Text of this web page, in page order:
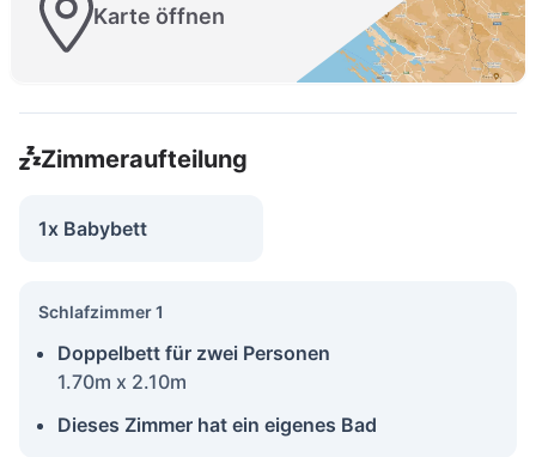
Karte öffnen
Zimmeraufteilung
1x Babybett
Schlafzimmer 1
Doppelbett für zwei Personen
1.70m x 2.10m
Dieses Zimmer hat ein eigenes Bad